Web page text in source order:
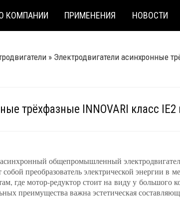
КОМПАНИИ ПРИМЕНЕНИЯ НОВОСТИ
» Электродвигатели асинхронные
трёхфазные INNOVARI класс IE2
общепромышленный
собой преобразователь электрической энергии в
где мотор-редуктор стоит на виду у большого
преимущества важна эстетическая